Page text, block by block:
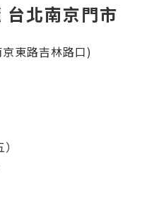
台北南京門市
東路吉林路口)